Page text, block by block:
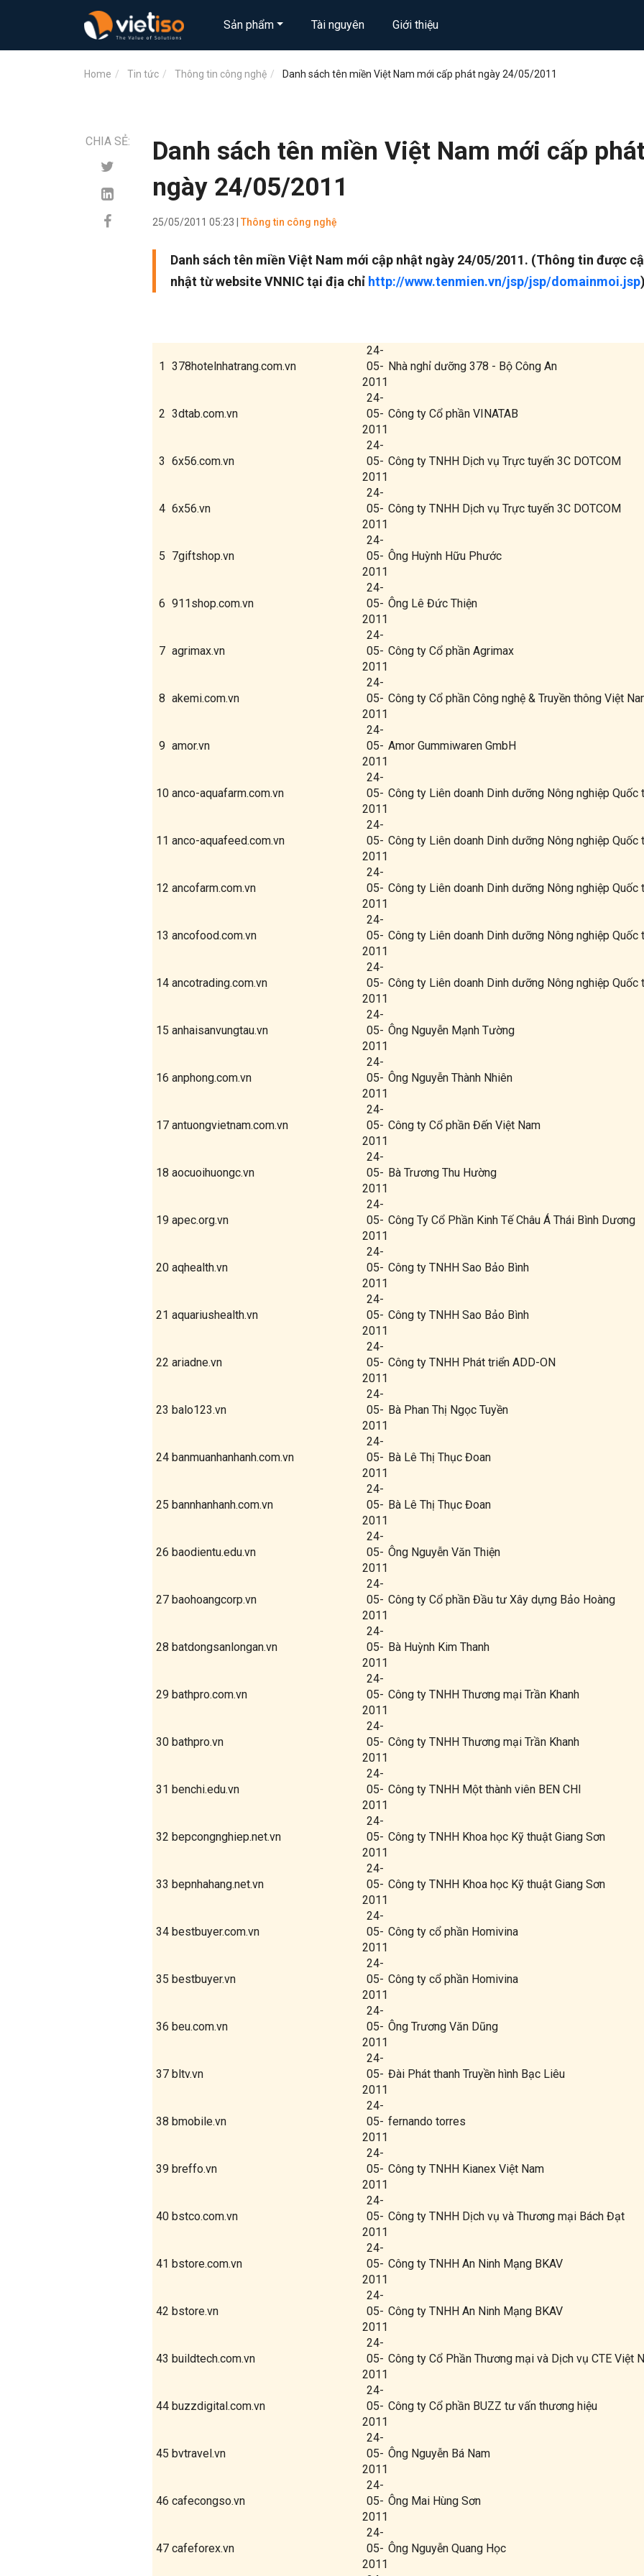
Sản phẩm Tài nguyên Giới thiệu
Home Tin tức Thông tin công nghệ Danh sách tên miền Việt Nam mới cấp phát ngày 24/05/2011
CHIA SẺ:
Danh sách tên miền Việt Nam mới cấp
ngày 24/05/2011
25/05/2011 05:23 | Thông tin công nghệ
Danh sách tên miền Việt Nam mới cập nhật ngày 24/05/2011. (Thông tin được
nhật từ website VNNIC tại địa chỉ http://www.tenmien.vn/jsp/jsp/domainmoi.jsp
1 378hotelnhatrang.com.vn
24-
05-
2011
Nhà nghỉ dưỡng 378 - Bộ Công An
2 3dtab.com.vn
24-
05-
2011
Công ty Cổ phần VINATAB
3 6x56.com.vn
24-
05-
2011
Công ty TNHH Dịch vụ Trực tuyến 3C DOTCOM
4 6x56.vn
24-
05-
2011
Công ty TNHH Dịch vụ Trực tuyến 3C DOTCOM
5 7giftshop.vn
24-
05-
2011
Ông Huỳnh Hữu Phước
6 911shop.com.vn
24-
05-
2011
Ông Lê Đức Thiện
7 agrimax.vn
24-
05-
2011
Công ty Cổ phần Agrimax
8 akemi.com.vn
24-
05-
2011
Công ty Cổ phần Công nghệ & Truyền thông Việt
9 amor.vn
24-
05-
2011
Amor Gummiwaren GmbH
10 anco-aquafarm.com.vn
24-
05-
2011
Công ty Liên doanh Dinh dưỡng Nông nghiệp Quốc
11 anco-aquafeed.com.vn
24-
05-
2011
Công ty Liên doanh Dinh dưỡng Nông nghiệp Quốc
12 ancofarm.com.vn
24-
05-
2011
Công ty Liên doanh Dinh dưỡng Nông nghiệp Quốc
13 ancofood.com.vn
24-
05-
2011
Công ty Liên doanh Dinh dưỡng Nông nghiệp Quốc
14 ancotrading.com.vn
24-
05-
2011
Công ty Liên doanh Dinh dưỡng Nông nghiệp Quốc
15 anhaisanvungtau.vn
24-
05-
2011
Ông Nguyễn Mạnh Tường
16 anphong.com.vn
24-
05-
2011
Ông Nguyễn Thành Nhiên
17 antuongvietnam.com.vn
24-
05-
2011
Công ty Cổ phần Đến Việt Nam
18 aocuoihuongc.vn
24-
05-
2011
Bà Trương Thu Hường
19 apec.org.vn
24-
05-
2011
Công Ty Cổ Phần Kinh Tế Châu Á Thái Bình Dương
20 aqhealth.vn
24-
05-
2011
Công ty TNHH Sao Bảo Bình
21 aquariushealth.vn
24-
05-
2011
Công ty TNHH Sao Bảo Bình
22 ariadne.vn
24-
05-
2011
Công ty TNHH Phát triển ADD-ON
23 balo123.vn
24-
05-
2011
Bà Phan Thị Ngọc Tuyền
24 banmuanhanhanh.com.vn
24-
05-
2011
Bà Lê Thị Thục Đoan
25 bannhanhanh.com.vn
24-
05-
2011
Bà Lê Thị Thục Đoan
26 baodientu.edu.vn
24-
05-
2011
Ông Nguyễn Văn Thiện
27 baohoangcorp.vn
24-
05-
2011
Công ty Cổ phần Đầu tư Xây dựng Bảo Hoàng
28 batdongsanlongan.vn
24-
05-
2011
Bà Huỳnh Kim Thanh
29 bathpro.com.vn
24-
05-
2011
Công ty TNHH Thương mại Trần Khanh
30 bathpro.vn
24-
05-
2011
Công ty TNHH Thương mại Trần Khanh
31 benchi.edu.vn
24-
05-
2011
Công ty TNHH Một thành viên BEN CHI
32 bepcongnghiep.net.vn
24-
05-
2011
Công ty TNHH Khoa học Kỹ thuật Giang Sơn
33 bepnhahang.net.vn
24-
05-
2011
Công ty TNHH Khoa học Kỹ thuật Giang Sơn
34 bestbuyer.com.vn
24-
05-
2011
Công ty cổ phần Homivina
35 bestbuyer.vn
24-
05-
2011
Công ty cổ phần Homivina
36 beu.com.vn
24-
05-
2011
Ông Trương Văn Dũng
37 bltv.vn
24-
05-
2011
Đài Phát thanh Truyền hình Bạc Liêu
38 bmobile.vn
24-
05-
2011
fernando torres
39 breffo.vn
24-
05-
2011
Công ty TNHH Kianex Việt Nam
40 bstco.com.vn
24-
05-
2011
Công ty TNHH Dịch vụ và Thương mại Bách Đạt
41 bstore.com.vn
24-
05-
2011
Công ty TNHH An Ninh Mạng BKAV
42 bstore.vn
24-
05-
2011
Công ty TNHH An Ninh Mạng BKAV
43 buildtech.com.vn
24-
05-
2011
Công ty Cổ Phần Thương mại và Dịch vụ CTE Việt
44 buzzdigital.com.vn
24-
05-
2011
Công ty Cổ phần BUZZ tư vấn thương hiệu
45 bvtravel.vn
24-
05-
2011
Ông Nguyễn Bá Nam
46 cafecongso.vn
24-
05-
2011
Ông Mai Hùng Sơn
47 cafeforex.vn
24-
05-
2011
Ông Nguyễn Quang Học